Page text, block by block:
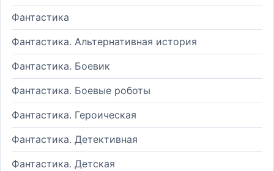
Фантастика
Фантастика. Альтернативная история
Фантастика. Боевик
Фантастика. Боевые роботы
Фантастика. Героическая
Фантастика. Детективная
Фантастика. Детская